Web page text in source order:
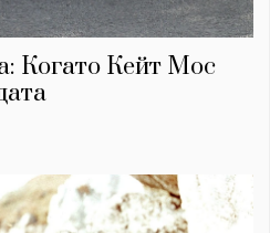
Когато Кейт Мос